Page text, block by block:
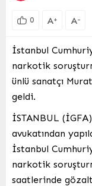
0 A+ A-
İstanbul
narkotik
ünlü sanatçı
geldi.
İSTANBUL (İGFA)
avukatından
İstanbul
narkotik
saatlerinde